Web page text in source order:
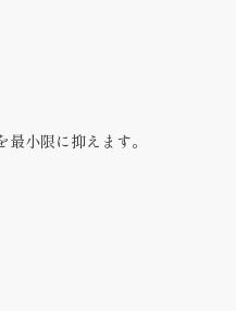
小限に抑えます。